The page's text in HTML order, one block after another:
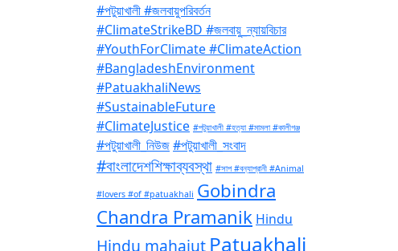
#পটুয়াখালী #জলবায়ুপরিবর্তন
#ClimateStrikeBD #জলবায়ু_ন্যায়বিচার
#YouthForClimate #ClimateAction
#BangladeshEnvironment
#PatuakhaliNews
#SustainableFuture
#ClimateJustice #পটুয়াখালী #হত্যা #মামলা #কালীগঞ্জ
#পটুয়াখালী_নিউজ#পটুয়াখালী_সংবাদ
#বাংলাদেশশিক্ষাব্যবস্থা #সাপ #বন্যাপ্রানী #Animal
#lovers #of #patuakhali Gobindra
Chandra Pramanik Hindu
Hindu mahajut Patuakhali